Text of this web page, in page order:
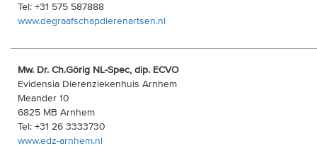
Tel: +31 575 587888
www.degraafschapdierenartsen.nl
Mw. Dr. Ch.Görig NL-Spec, dip. ECVO
Evidensia Dierenziekenhuis Arnhem
Meander 10
6825 MB Arnhem
Tel: +31 26 3333730
www.edz-arnhem.nl